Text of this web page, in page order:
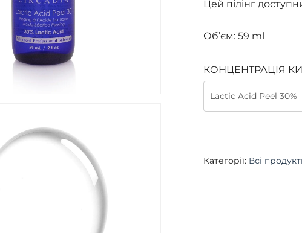
Цей пілінг
Об’єм: 59 ml
КОНЦЕНТРАЦІЯ
Категорії: Всі